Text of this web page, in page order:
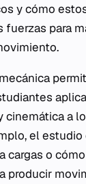
y cómo
fuerzas para
cinemática a
el estudio
cargas o
producir